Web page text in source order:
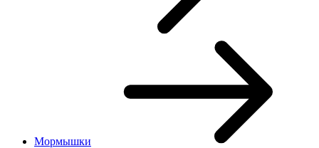
Мормышки